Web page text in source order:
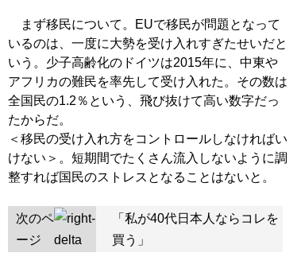
まず移民について。EUで移民が問題となって
いるのは、一度に大勢を受け入れすぎたせいだと
いう。少子高齢化のドイツは2015年に、中東や
アフリカの難民を率先して受け入れた。その数は
全国民の1.2％という、飛び抜けて高い数字だっ
たからだ。
＜移民の受け入れ方をコントロールしなければい
けない＞。短期間でたくさん流入しないように調
整すれば国民のストレスとなることはないと。
次のペ
ージ
「私が40代日本人ならコレを
買う」